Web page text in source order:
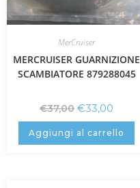
MerCruiser
MERCRUISER GUARNIZIONE
SCAMBIATORE 879288045
€37,00 €33,00
Aggiungi al carrello